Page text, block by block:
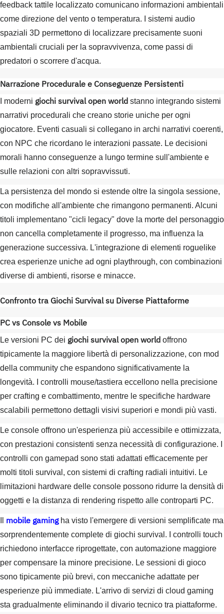
feedback tattile localizzato comunicano informazioni ambientali
come direzione del vento o temperatura. I sistemi audio
spaziali 3D permettono di localizzare precisamente suoni
ambientali cruciali per la sopravvivenza, come passi di
predatori o scorrere d'acqua.
Narrazione Procedurale e Conseguenze Persistenti
I moderni giochi survival open world stanno integrando sistemi
narrativi procedurali che creano storie uniche per ogni
giocatore. Eventi casuali si collegano in archi narrativi coerenti,
con NPC che ricordano le interazioni passate. Le decisioni
morali hanno conseguenze a lungo termine sull'ambiente e
sulle relazioni con altri sopravvissuti.
La persistenza del mondo si estende oltre la singola sessione,
con modifiche all'ambiente che rimangono permanenti. Alcuni
titoli implementano "cicli legacy" dove la morte del personaggio
non cancella completamente il progresso, ma influenza la
generazione successiva. L'integrazione di elementi roguelike
crea esperienze uniche ad ogni playthrough, con combinazioni
diverse di ambienti, risorse e minacce.
Confronto tra Giochi Survival su Diverse Piattaforme
PC vs Console vs Mobile
Le versioni PC dei giochi survival open world offrono
tipicamente la maggiore libertà di personalizzazione, con mod
della community che espandono significativamente la
longevità. I controlli mouse/tastiera eccellono nella precisione
per crafting e combattimento, mentre le specifiche hardware
scalabili permettono dettagli visivi superiori e mondi più vasti.
Le console offrono un'esperienza più accessibile e ottimizzata,
con prestazioni consistenti senza necessità di configurazione. I
controlli con gamepad sono stati adattati efficacemente per
molti titoli survival, con sistemi di crafting radiali intuitivi. Le
limitazioni hardware delle console possono ridurre la densità di
oggetti e la distanza di rendering rispetto alle controparti PC.
mobile gamingha visto l'emergere di versioni semplificate ma
sorprendentemente complete di giochi survival. I controlli touch
richiedono interfacce riprogettate, con automazione maggiore
per compensare la minore precisione. Le sessioni di gioco
sono tipicamente più brevi, con meccaniche adattate per
esperienze più immediate. L'arrivo di servizi di cloud gaming
sta gradualmente eliminando il divario tecnico tra piattaforme.